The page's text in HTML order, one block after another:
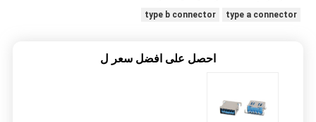
type a connector
type b connector
احصل على افضل سعر ل